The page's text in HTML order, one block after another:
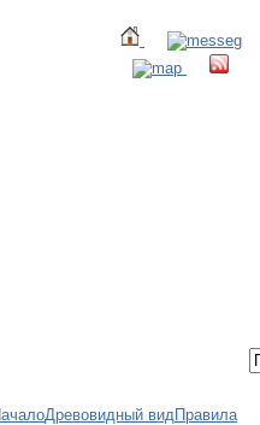
Древовидный видПравила